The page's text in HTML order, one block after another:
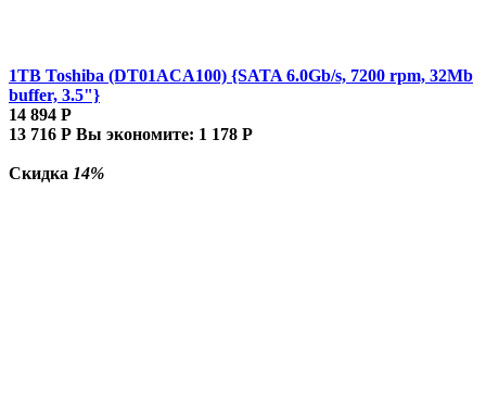
1TB Toshiba (DT01ACA100) {SATA 6.0Gb/s, 7200 rpm, 32Mb
buffer, 3.5"}
14 894 Р
13 716 Р Вы экономите: 1 178 Р
Скидка 14%